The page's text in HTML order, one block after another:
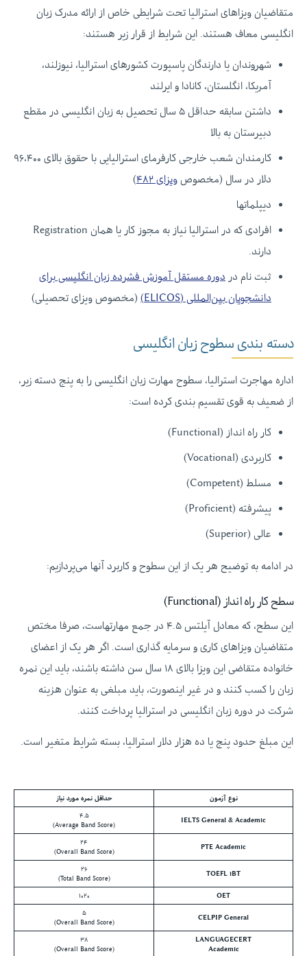
متقاضیان ویزاهای استرالیا تحت شرایطی خاص از ارائه مدرک زبان
انگلیسی معاف هستند. این شرایط از قرار زیر هستند:
شهروندان یا دارندگان پاسپورت کشورهای استرالیا، نیوزلند،
آمریکا، انگلستان، کانادا و ایرلند
داشتن سابقه حداقل ۵ سال تحصیل به زبان انگلیسی در مقطع
دبیرستان به بالا
کارمندان شعب خارجی کارفرمای استرالیایی با حقوق بالای ۹۶،۴۰۰
دلار در سال (مخصوص ویزای ۴۸۲ )
دیپلماتها
افرادی که در استرالیا نیاز به مجوز کار یا همان Registration
دارند.
ثبت نام در دوره مستقل آموزش فشرده زبان انگلیسی برای
دانشجویان بین‌المللی (ELICOS)
(مخصوص ویزای تحصیلی)
دسته بندی سطوح زبان انگلیسی
اداره مهاجرت استرالیا، سطوح مهارت زبان انگلیسی را به پنج دسته زیر،
از ضعیف به قوی تقسیم بندی کرده است:
کار راه انداز (Functional)
کاربردی (Vocational)
مسلط (Competent)
پیشرفته (Proficient)
عالی (Superior)
در ادامه به توضیح هر یک از این سطوح و کاربرد آنها می‌پردازیم:
سطح کار راه انداز (Functional)
این سطح، که معادل آیلتس ۴.۵ در جمع مهارتهاست، صرفا مختص
متقاضیان ویزاهای کاری و سرمایه گذاری است. اگر هر یک از اعضای
خانواده متقاضی این ویزا بالای ۱۸ سال سن داشته باشند، باید این نمره
زبان را کسب کنند و در غیر اینصورت، باید مبلغی به عنوان هزینه
شرکت در دوره زبان انگلیسی در استرالیا پرداخت کنند.
این مبلغ حدود پنج یا ده هزار دلار استرالیا، بسته شرایط متغیر است.
نوع آزمون حداقل نمره مورد نیاز
IELTS General & Academic
۴.۵
(Average Band Score)
PTE Academic
۲۴
(Overall Band Score)
TOEFL iBT
۲۶
(Total Band Score)
OET ۱۰۲۰
CELPIP General
۵
(Overall Band Score)
LANGUAGECERT
Academic
۳۸
(Overall Band Score)